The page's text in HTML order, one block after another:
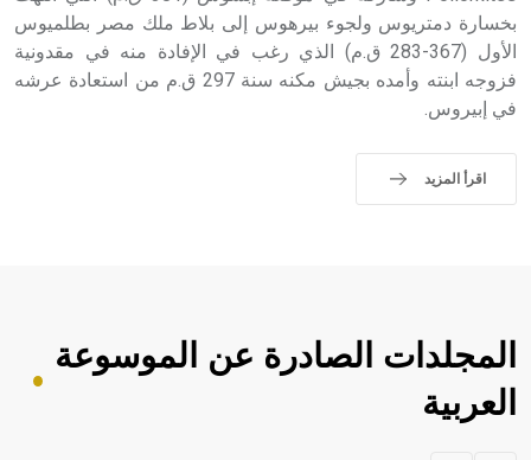
sign تكتب منفصلة غير متصلة، وتعتمد المبدأ الأكوروفوني،
حيث تقتصر القيمة الصوتية للعلامة الك
بخسارة دمتريوس ولجوء بيرهوس إلى بلاط ملك مصر بطلميوس
الأول (367-283 ق.م) الذي رغب في الإفادة منه في مقدونية
فزوجه ابنته وأمده بجيش مكنه سنة 297 ق.م من استعادة عرشه
في إبيروس.
اقرأ المزيد
المجلدات الصادرة عن الموسوعة
العربية